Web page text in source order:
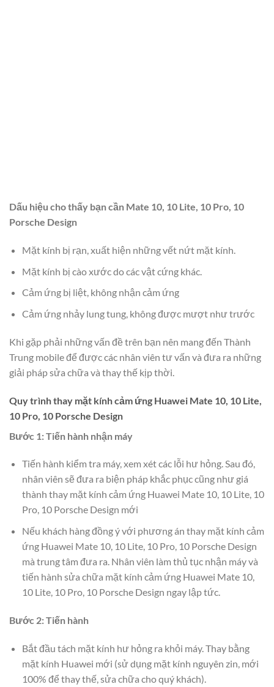
Dấu hiệu cho thấy bạn cần Mate 10, 10 Lite, 10 Pro, 10
Porsche Design
Mặt kính bị rạn, xuất hiện những vết nứt mặt kính.
Mặt kính bị cào xước do các vật cứng khác.
Cảm ứng bị liệt, không nhận cảm ứng
Cảm ứng nhảy lung tung, không được mượt như trước
Khi gặp phải những vấn đề trên bạn nên mang đến Thành
Trung mobile để được các nhân viên tư vấn và đưa ra những
giải pháp sửa chữa và thay thế kịp thời.
Quy trình thay mặt kính cảm ứng Huawei Mate 10, 10 Lite,
10 Pro, 10 Porsche Design
Bước 1: Tiến hành nhận máy
Tiến hành kiểm tra máy, xem xét các lỗi hư hỏng. Sau đó,
nhân viên sẽ đưa ra biện pháp khắc phục cũng như giá
thành thay mặt kính cảm ứng Huawei Mate 10, 10 Lite, 10
Pro, 10 Porsche Design mới
Nếu khách hàng đồng ý với phương án thay mặt kính cảm
ứng Huawei Mate 10, 10 Lite, 10 Pro, 10 Porsche Design
mà trung tâm đưa ra. Nhân viên làm thủ tục nhận máy và
tiến hành sửa chữa mặt kính cảm ứng Huawei Mate 10,
10 Lite, 10 Pro, 10 Porsche Design ngay lập tức.
Bước 2: Tiến hành
Bắt đầu tách mặt kính hư hỏng ra khỏi máy. Thay bằng
mặt kính Huawei mới (sử dụng mặt kính nguyên zin, mới
100% để thay thế, sửa chữa cho quý khách).